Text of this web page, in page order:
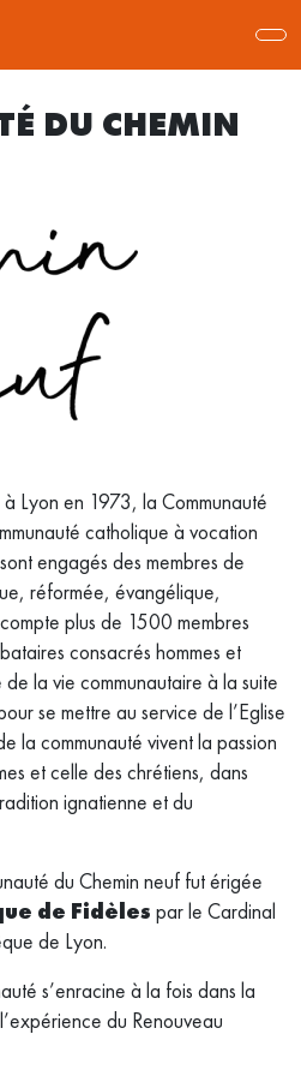
DU CHEMIN
Lyon en 1973, la Communauté
catholique à vocation
engagés des membres de
réformée, évangélique,
plus de 1500 membres
consacrés hommes et
de la vie communautaire à la suite
se mettre au service de l’Eglise
la communauté vivent la passion
et celle des chrétiens, dans
ignatienne et du
du Chemin neuf fut érigée
de Fidèles par le Cardinal
de Lyon.
s’enracine à la fois dans la
du Renouveau